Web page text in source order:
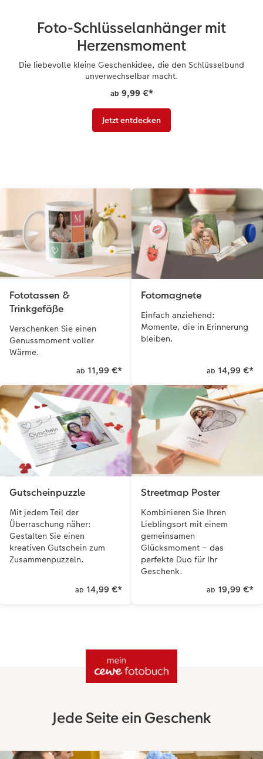
Gestaltungsideen
Anleitungen & Hilfe
Inspiration
Neuheiten
Mehrteiler
im Wunschformat
Neuheiten
Extras
Einzelkarten
Digitale Grußkarte
CEWE myPhotos
Neuheiten
CEWE Geschenkgutschein
CEWE myPhotos
Neuheiten
Foto-Schlüsselanhänger mit
Herzensmoment
Die liebevolle kleine Geschenkidee, die den Schlüsselbund
unverwechselbar macht.
ab 9,99 €*
Jetzt entdecken
Fototassen &
Trinkgefäße
Verschenken Sie einen
Genussmoment voller
Wärme.
ab 11,99 €*
Fotomagnete
Einfach anziehend:
Momente, die in Erinnerung
bleiben.
ab 14,99 €*
Gutscheinpuzzle
Mit jedem Teil der
Überraschung näher:
Gestalten Sie einen
kreativen Gutschein zum
Zusammenpuzzeln.
ab 14,99 €*
Streetmap Poster
Kombinieren Sie Ihren
Lieblingsort mit einem
gemeinsamen
Glücksmoment – das
perfekte Duo für Ihr
Geschenk.
ab 19,99 €*
Jede Seite ein Geschenk